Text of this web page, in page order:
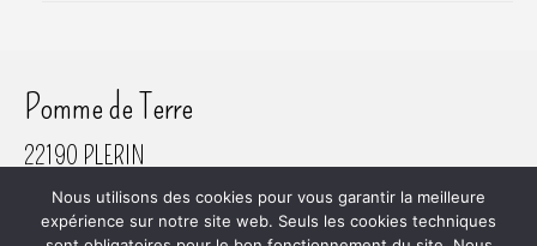
Pomme de Terre
22190 PLERIN
06 61 45 80 81
SIRET 800 620 742 00018
Nous utilisons des cookies pour vous garantir la meilleure
expérience sur notre site web. Seuls les cookies techniques